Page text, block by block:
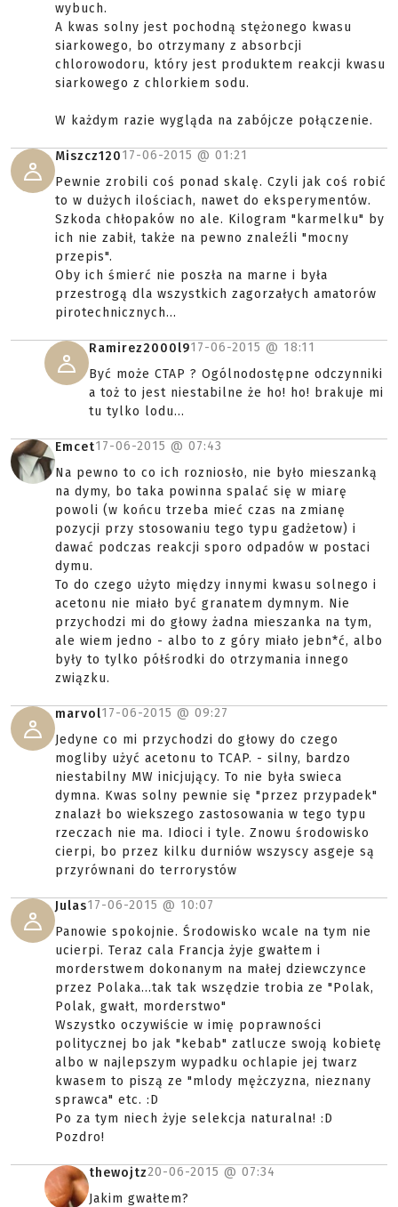
wybuch.
A kwas solny jest pochodną stężonego kwasu
siarkowego, bo otrzymany z absorbcji
chlorowodoru, który jest produktem reakcji kwasu
siarkowego z chlorkiem sodu.
W każdym razie wygląda na zabójcze połączenie.
Miszcz12017-06-2015 @ 01:21
Pewnie zrobili coś ponad skalę. Czyli jak coś robić
to w dużych ilościach, nawet do eksperymentów.
Szkoda chłopaków no ale. Kilogram "karmelku" by
ich nie zabił, także na pewno znaleźli "mocny
przepis".
Oby ich śmierć nie poszła na marne i była
przestrogą dla wszystkich zagorzałych amatorów
pirotechnicznych...
Ramirez2000l917-06-2015 @ 18:11
Być może CTAP ? Ogólnodostępne odczynniki
a toż to jest niestabilne że ho! ho! brakuje mi
tu tylko lodu...
Emcet17-06-2015 @ 07:43
Na pewno to co ich rozniosło, nie było mieszanką
na dymy, bo taka powinna spalać się w miarę
powoli (w końcu trzeba mieć czas na zmianę
pozycji przy stosowaniu tego typu gadżetow) i
dawać podczas reakcji sporo odpadów w postaci
dymu.
To do czego użyto między innymi kwasu solnego i
acetonu nie miało być granatem dymnym. Nie
przychodzi mi do głowy żadna mieszanka na tym,
ale wiem jedno - albo to z góry miało jebn*ć, albo
były to tylko półśrodki do otrzymania innego
związku.
marvol17-06-2015 @ 09:27
Jedyne co mi przychodzi do głowy do czego
mogliby użyć acetonu to TCAP. - silny, bardzo
niestabilny MW inicjujący. To nie była swieca
dymna. Kwas solny pewnie się "przez przypadek"
znalazł bo wiekszego zastosowania w tego typu
rzeczach nie ma. Idioci i tyle. Znowu środowisko
cierpi, bo przez kilku durniów wszyscy asgeje są
przyrównani do terrorystów
Julas17-06-2015 @ 10:07
Panowie spokojnie. Środowisko wcale na tym nie
ucierpi. Teraz cala Francja żyje gwałtem i
morderstwem dokonanym na małej dziewczynce
przez Polaka...tak tak wszędzie trobia ze "Polak,
Polak, gwałt, morderstwo"
Wszystko oczywiście w imię poprawności
politycznej bo jak "kebab" zatlucze swoją kobietę
albo w najlepszym wypadku ochlapie jej twarz
kwasem to piszą ze "mlody mężczyzna, nieznany
sprawca" etc. :D
Po za tym niech żyje selekcja naturalna! :D
Pozdro!
thewojtz20-06-2015 @ 07:34
Jakim gwałtem?